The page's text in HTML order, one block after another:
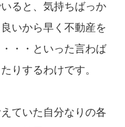
ると、気持ちばっか
いから早く不動産を
・・といった言わば
りするわけです。
ていた自分なりの各